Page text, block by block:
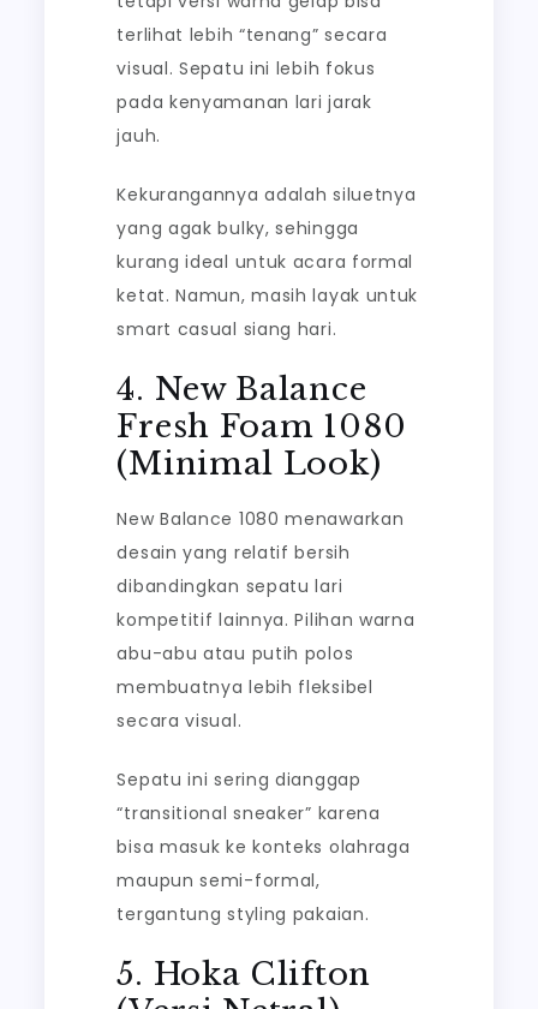
terlihat lebih “tenang” secara
visual. Sepatu ini lebih fokus
pada kenyamanan lari jarak
jauh.
Kekurangannya adalah siluetnya
yang agak bulky, sehingga
kurang ideal untuk acara formal
ketat. Namun, masih layak untuk
smart casual siang hari.
4. New Balance
Fresh Foam 1080
(Minimal Look)
New Balance 1080 menawarkan
desain yang relatif bersih
dibandingkan sepatu lari
kompetitif lainnya. Pilihan warna
abu-abu atau putih polos
membuatnya lebih fleksibel
secara visual.
Sepatu ini sering dianggap
“transitional sneaker” karena
bisa masuk ke konteks olahraga
maupun semi-formal,
tergantung styling pakaian.
5. Hoka Clifton